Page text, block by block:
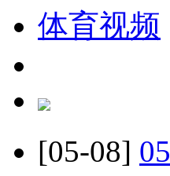
体育视频
[05-08]